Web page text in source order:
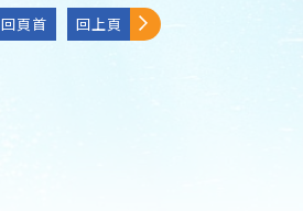
回頁首 回上頁